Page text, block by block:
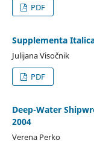
PDF
Supplementa
Julijana Visočnik
PDF
Deep-Water
2004
Verena Perko